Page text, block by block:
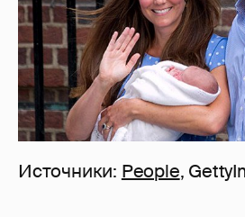
Источники: People,